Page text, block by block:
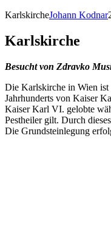
KarlskircheJohann Kodnar
Karlskirche
Besucht von Zdravko
Die Karlskirche in Wien ist
Jahrhunderts von Kaiser
Kaiser Karl VI. gelobte
Pestheiler gilt. Durch
Die Grundsteinlegung